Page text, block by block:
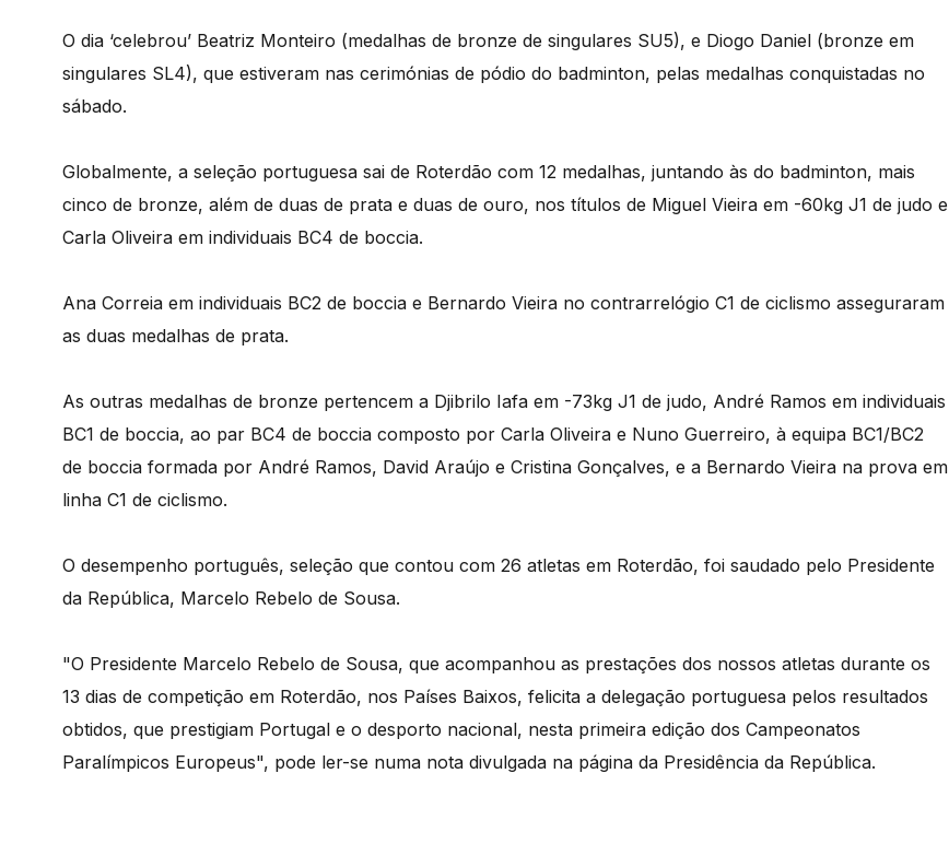
O dia ‘celebrou’ Beatriz Monteiro (medalhas de bronze de singulares SU5), e Diogo Daniel (bronze em
singulares SL4), que estiveram nas cerimónias de pódio do badminton, pelas medalhas conquistadas no
sábado.
Globalmente, a seleção portuguesa sai de Roterdão com 12 medalhas, juntando às do badminton, mais
cinco de bronze, além de duas de prata e duas de ouro, nos títulos de Miguel Vieira em -60kg J1 de judo e
Carla Oliveira em individuais BC4 de boccia.
Ana Correia em individuais BC2 de boccia e Bernardo Vieira no contrarrelógio C1 de ciclismo asseguraram
as duas medalhas de prata.
As outras medalhas de bronze pertencem a Djibrilo Iafa em -73kg J1 de judo, André Ramos em individuais
BC1 de boccia, ao par BC4 de boccia composto por Carla Oliveira e Nuno Guerreiro, à equipa BC1/BC2
de boccia formada por André Ramos, David Araújo e Cristina Gonçalves, e a Bernardo Vieira na prova em
linha C1 de ciclismo.
O desempenho português, seleção que contou com 26 atletas em Roterdão, foi saudado pelo Presidente
da República, Marcelo Rebelo de Sousa.
"O Presidente Marcelo Rebelo de Sousa, que acompanhou as prestações dos nossos atletas durante os
13 dias de competição em Roterdão, nos Países Baixos, felicita a delegação portuguesa pelos resultados
obtidos, que prestigiam Portugal e o desporto nacional, nesta primeira edição dos Campeonatos
Paralímpicos Europeus", pode ler-se numa nota divulgada na página da Presidência da República.